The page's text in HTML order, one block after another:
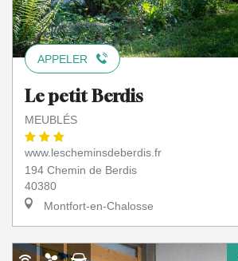
APPELER
Le petit Berdis
MEUBLÉS
www.lescheminsdeberdis.fr
194 Chemin de Berdis
40380
Montfort-en-Chalosse